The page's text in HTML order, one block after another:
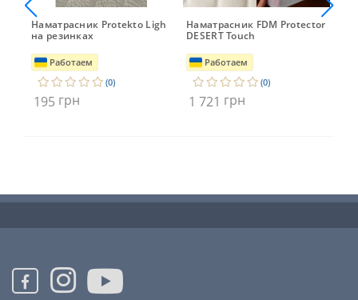
Наматрасник Protekto Ligh
на резинках
Работаем
(0)
195 грн
Наматрасник FDM Protector
DESERT Touch
Работаем
(0)
1 721 грн